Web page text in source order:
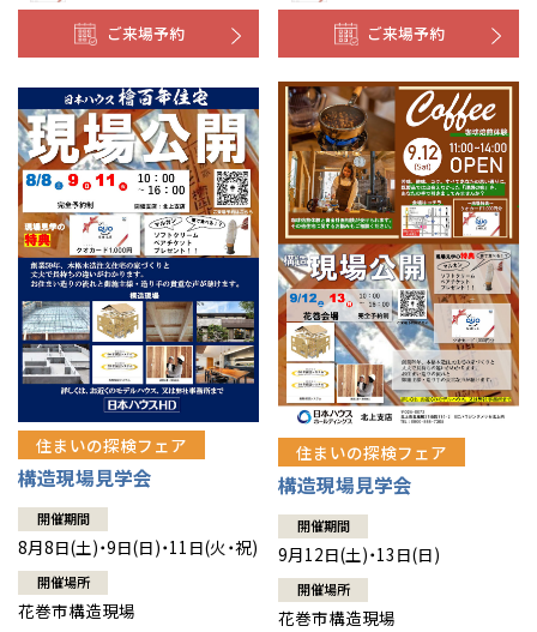
ご来場予約 ご来場予約
住まいの探検フェア
構造現場見学会
開催期間
8月8日(土)・9日(日)・11日(火・祝)
開催場所
花巻市構造現場
住まいの探検フェア
構造現場見学会
開催期間
9月12日(土)・13日(日)
開催場所
花巻市構造現場